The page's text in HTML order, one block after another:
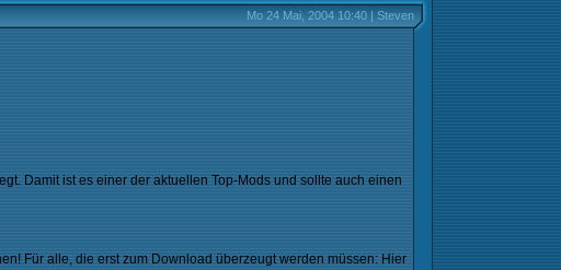
Mo 24 Mai, 2004 10:40 | Steven
Damit ist es einer der aktuellen Top-Mods und sollte auch einen
Für alle, die erst zum Download überzeugt werden müssen: Hier